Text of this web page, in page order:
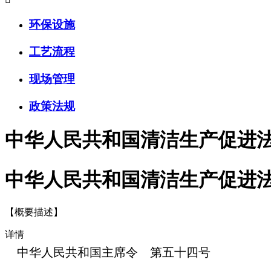
环保设施
工艺流程
现场管理
政策法规
中华人民共和国清洁生产促进
中华人民共和国清洁生产促进
【概要描述】
详情
中华人民共和国主席令 第五十四号